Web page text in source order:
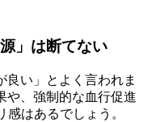
」は断てない
良い」とよく言われま
や、強制的な血行促進
感はあるでしょう。